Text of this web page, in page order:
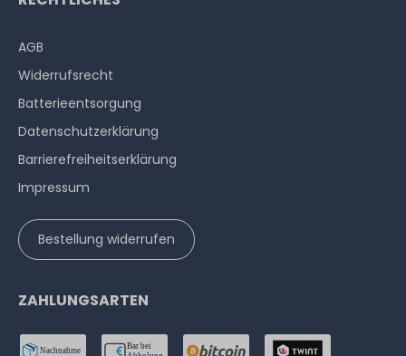
AGB
Widerrufs­recht
Batterieentsorgung
Datenschutzerklärung
Barrierefreiheitserklärung
Impressum
Bestellung widerrufen
ZAHLUNGSARTEN